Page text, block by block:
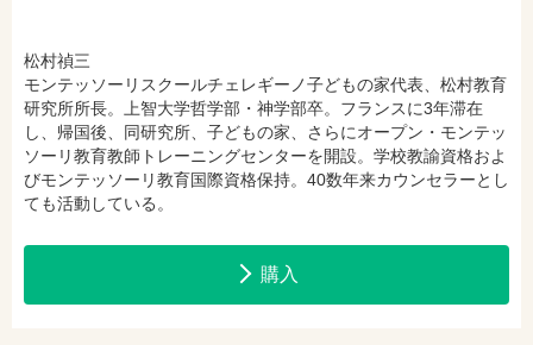
松村禎三
モンテッソーリスクールチェレギーノ子どもの家代表、松村教育
研究所所長。上智大学哲学部・神学部卒。フランスに3年滞在
し、帰国後、同研究所、子どもの家、さらにオープン・モンテッ
ソーリ教育教師トレーニングセンターを開設。学校教諭資格およ
びモンテッソーリ教育国際資格保持。40数年来カウンセラーとし
ても活動している。
購入